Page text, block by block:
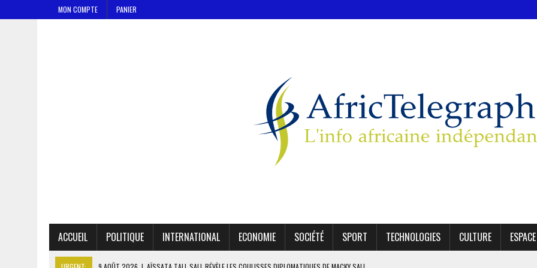
MON COMPTE PANIER
ACCUEIL POLITIQUE INTERNATIONAL ECONOMIE SOCIÉTÉ SPORT TECHNOLOGIES CULTURE